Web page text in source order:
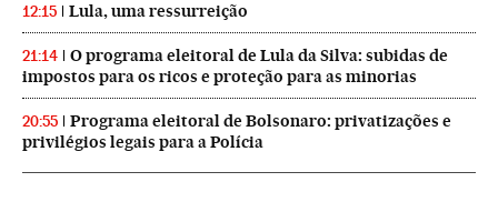
12:15 Lula, uma ressurreição
21:14
O programa eleitoral de Lula da Silva: subidas de
impostos para os ricos e proteção para as minorias
20:55
Programa eleitoral de Bolsonaro: privatizações e
privilégios legais para a Polícia